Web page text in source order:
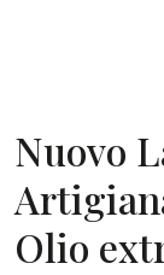
Nuovo
Olio